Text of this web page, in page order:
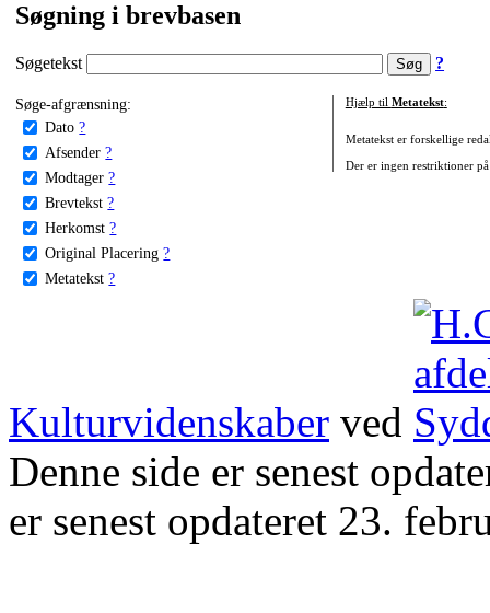
Søgning i brevbasen
Søgetekst ?
Søge-afgrænsning:
Dato ?
Afsender ?
Modtager ?
Brevtekst ?
Herkomst ?
Original Placering ?
Metatekst ?
Hjælp til Metatekst:
Metatekst er forskellige
Der er ingen restriktioner
Kulturvidenskaber ved
Denne side er senest
er senest opdateret 23.